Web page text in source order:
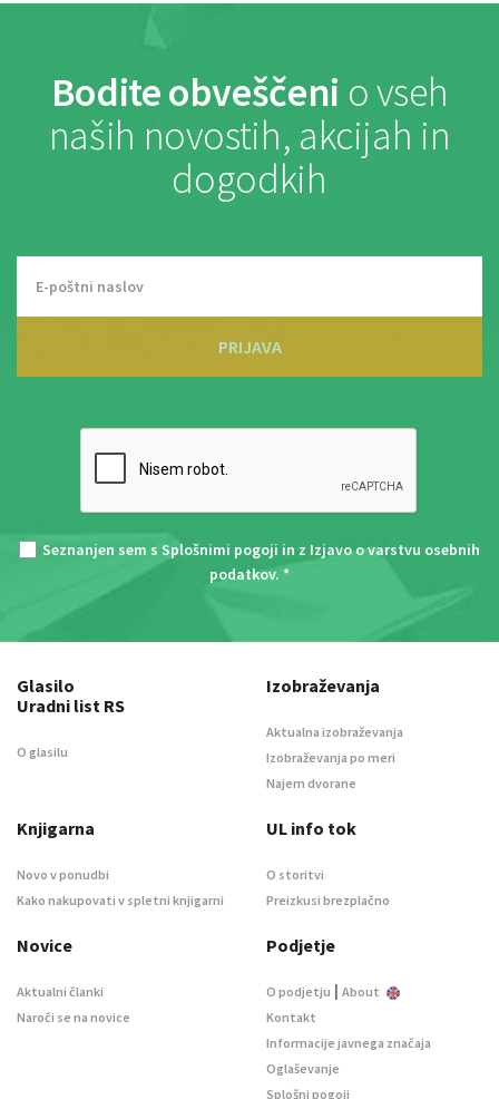
Bodite obveščeni o vseh
naših novostih, akcijah in
dogodkih
PRIJAVA
Seznanjen sem s Splošnimi pogoji in z Izjavo o varstvu osebnih
podatkov. *
Glasilo
Uradni list RS
O glasilu
Izobraževanja
Aktualna izobraževanja
Izobraževanja po meri
Najem dvorane
Knjigarna
Novo v ponudbi
Kako nakupovati v spletni knjigarni
UL info tok
O storitvi
Preizkusi brezplačno
Novice
Aktualni članki
Naroči se na novice
Podjetje
O podjetju | About
Kontakt
Informacije javnega značaja
Oglaševanje
Splošni pogoji